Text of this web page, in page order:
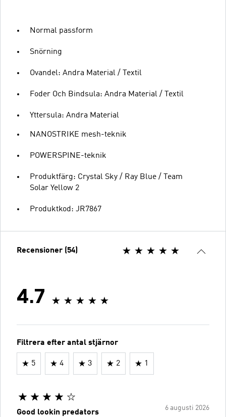
Normal passform
Snörning
Ovandel: Andra Material / Textil
Foder Och Bindsula: Andra Material / Textil
Yttersula: Andra Material
NANOSTRIKE mesh-teknik
POWERSPINE-teknik
Produktfärg: Crystal Sky / Ray Blue / Team
Solar Yellow 2
Produktkod: JR7867
Recensioner (54)
4.7
Filtrera efter antal stjärnor
5 4 3 2 1
6 augusti 2026
Good lookin predators